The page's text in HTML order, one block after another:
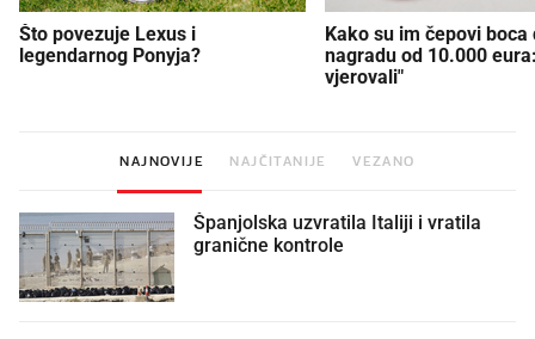
Što povezuje Lexus i
legendarnog Ponyja?
Kako su im čepovi boca
nagradu od 10.000
vjerovali"
NAJNOVIJE NAJČITANIJE VEZANO
Španjolska uzvratila Italiji i vratila
granične kontrole